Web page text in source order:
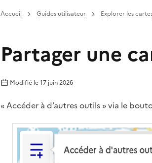
Accueil Guides utilisateur Explorer les
Partager une
Modifié le17 juin 2026
« Accéder à d’autres outils » via le